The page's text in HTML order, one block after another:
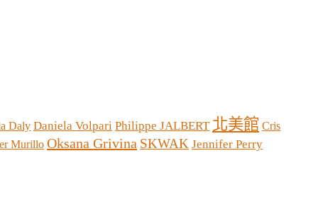
Daly Daniela Volpari Philippe JALBERT 北美館 Cris
Murillo Oksana Grivina SKWAK Jennifer Perry